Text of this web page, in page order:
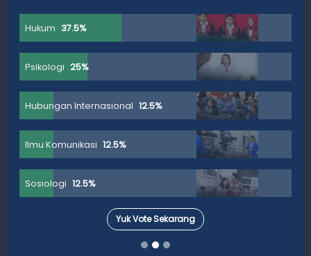
Hukum 37.5%
Psikologi 25%
Hubungan Internasional 12.5%
Ilmu Komunikasi 12.5%
Sosiologi 12.5%
Yuk Vote Sekarang